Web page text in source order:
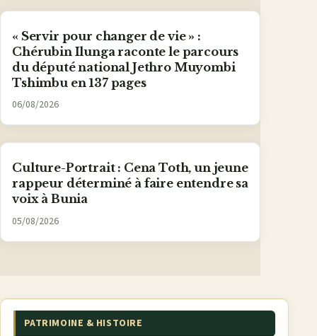
« Servir pour changer de vie » :
Chérubin Ilunga raconte le parcours
du député national Jethro Muyombi
Tshimbu en 137 pages
06/08/2026
Culture-Portrait : Cena Toth, un jeune
rappeur déterminé à faire entendre sa
voix à Bunia
05/08/2026
PATRIMOINE & HISTOIRE